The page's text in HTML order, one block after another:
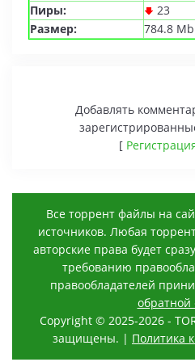
Пиры:
23
Размер:
784.8 Mb
Добавлять
[
Все торрент файлы на
источников. Любая
авторские права будет
требованию
правообладателей
обратной
Copyright © 2025-2026 -
защищены. | Политика